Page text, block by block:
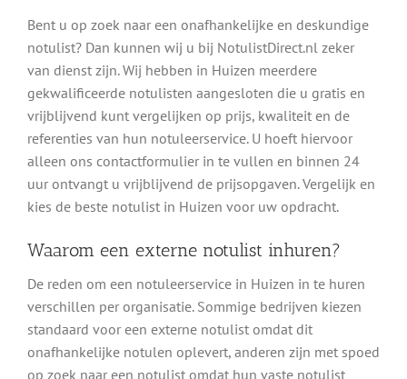
Bent u op zoek naar een onafhankelijke en deskundige
notulist? Dan kunnen wij u bij NotulistDirect.nl zeker
van dienst zijn. Wij hebben in Huizen meerdere
gekwalificeerde notulisten aangesloten die u gratis en
vrijblijvend kunt vergelijken op prijs, kwaliteit en de
referenties van hun notuleerservice. U hoeft hiervoor
alleen ons contactformulier in te vullen en binnen 24
uur ontvangt u vrijblijvend de prijsopgaven. Vergelijk en
kies de beste notulist in Huizen voor uw opdracht.
Waarom een externe notulist inhuren?
De reden om een notuleerservice in Huizen in te huren
verschillen per organisatie. Sommige bedrijven kiezen
standaard voor een externe notulist omdat dit
onafhankelijke notulen oplevert, anderen zijn met spoed
op zoek naar een notulist omdat hun vaste notulist